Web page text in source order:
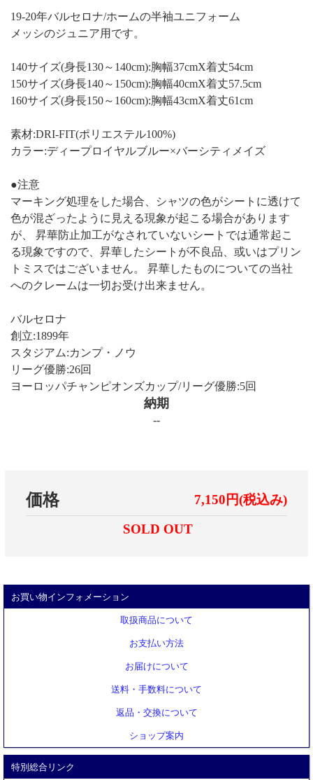
19-20年バルセロナ/ホームの半袖ユニフォーム
メッシのジュニア用です。
140サイズ(身長130～140cm):胸幅37cmX着丈54cm
150サイズ(身長140～150cm):胸幅40cmX着丈57.5cm
160サイズ(身長150～160cm):胸幅43cmX着丈61cm
素材:DRI-FIT(ポリエステル100%)
カラー:ディープロイヤルブルー×バーシティメイズ
●注意
マーキング処理をした場合、シャツの色がシートに透けて
色が混ざったように見える現象が起こる場合があります
が、 昇華防止加工がなされていないシートでは通常起こ
る現象ですので、昇華したシートが不良品、或いはプリン
トミスではございません。 昇華したものについての当社
へのクレームは一切お受け出来ません。
バルセロナ
創立:1899年
スタジアム:カンプ・ノウ
リーグ優勝:26回
ヨーロッパチャンピオンズカップ/リーグ優勝:5回
納期
--
価格
7,150円(税込み)
SOLD OUT
お買い物インフォメーション
取扱商品について
お支払い方法
お届けについて
送料・手数料について
返品・交換について
ショップ案内
特別総合リンク